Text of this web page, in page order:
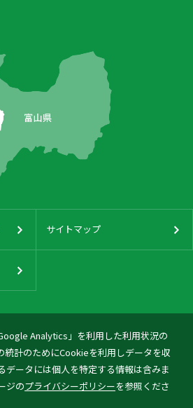
Analytics」を利用した利用状況の
統計のためにCookieを利用しデータを収
データには個人を特定する情報は含みま
ジのプライバシーポリシーを参照くださ
サイトマップ